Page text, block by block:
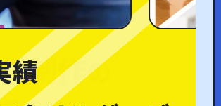
の
績ルグッズ